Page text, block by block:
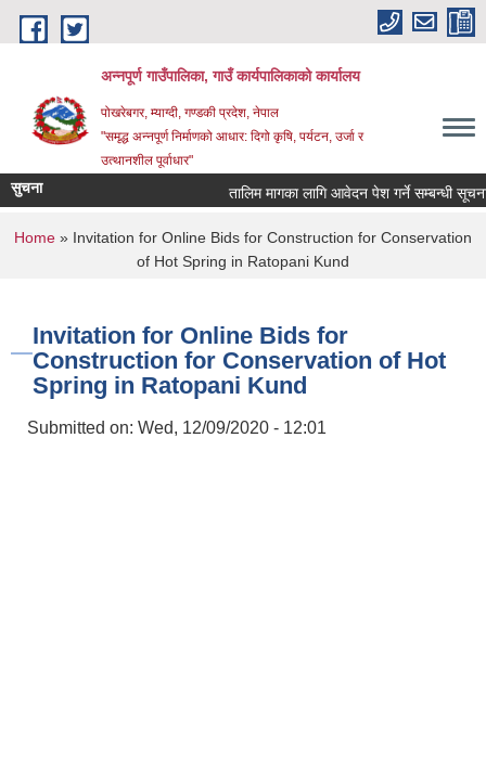
Skip to main content
अन्‍नपूर्ण गाउँपालिका, गाउँ कार्यपालिकाको कार्यालय
पोखरेबगर, म्याग्दी, गण्डकी प्रदेश, नेपाल
"समृद्ध अन्‍नपूर्ण निर्माणको आधार: दिगो कृषि, पर्यटन, उर्जा र
उत्थानशील पूर्वाधार"
सुचना तालिम मागका लागि आवेदन पेश गर्ने सम्बन्धी सूचना ।।
You are here
Home » Invitation for Online Bids for Construction for Conservation
of Hot Spring in Ratopani Kund
Invitation for Online Bids for
Construction for Conservation of Hot
Spring in Ratopani Kund
Submitted on: Wed, 12/09/2020 - 12:01